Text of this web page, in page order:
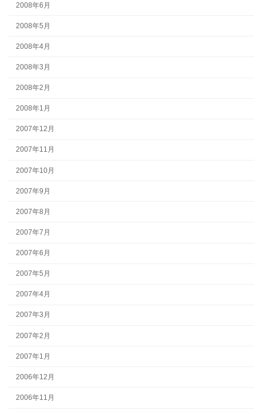
2008年6月
2008年5月
2008年4月
2008年3月
2008年2月
2008年1月
2007年12月
2007年11月
2007年10月
2007年9月
2007年8月
2007年7月
2007年6月
2007年5月
2007年4月
2007年3月
2007年2月
2007年1月
2006年12月
2006年11月